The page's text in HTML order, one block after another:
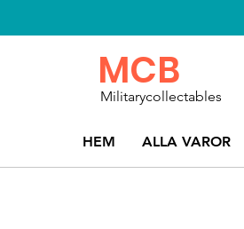
HEM ALLA VAROR
MCB
Militarycollectables